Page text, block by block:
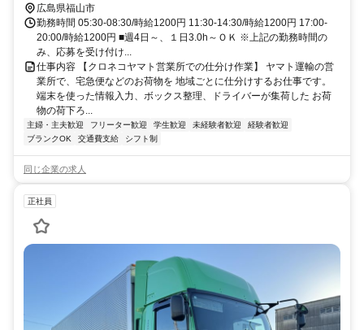
広島県福山市
勤務時間 05:30-08:30/時給1200円 11:30-14:30/時給1200円 17:00-
20:00/時給1200円 ■週4日～、１日3.0h～ＯＫ ※上記の勤務時間の
み、応募を受け付け...
仕事内容 【クロネコヤマト営業所での仕分け作業】 ヤマト運輸の営
業所で、宅急便などのお荷物を 地域ごとに仕分けするお仕事です。
端末を使った情報入力、ボックス整理、ドライバーが集荷した お荷
物の荷下ろ...
主婦・主夫歓迎 フリーター歓迎 学生歓迎 未経験者歓迎
経験者歓迎
ブランクOK
交通費支給 シフト制
同じ企業の求人
正社員